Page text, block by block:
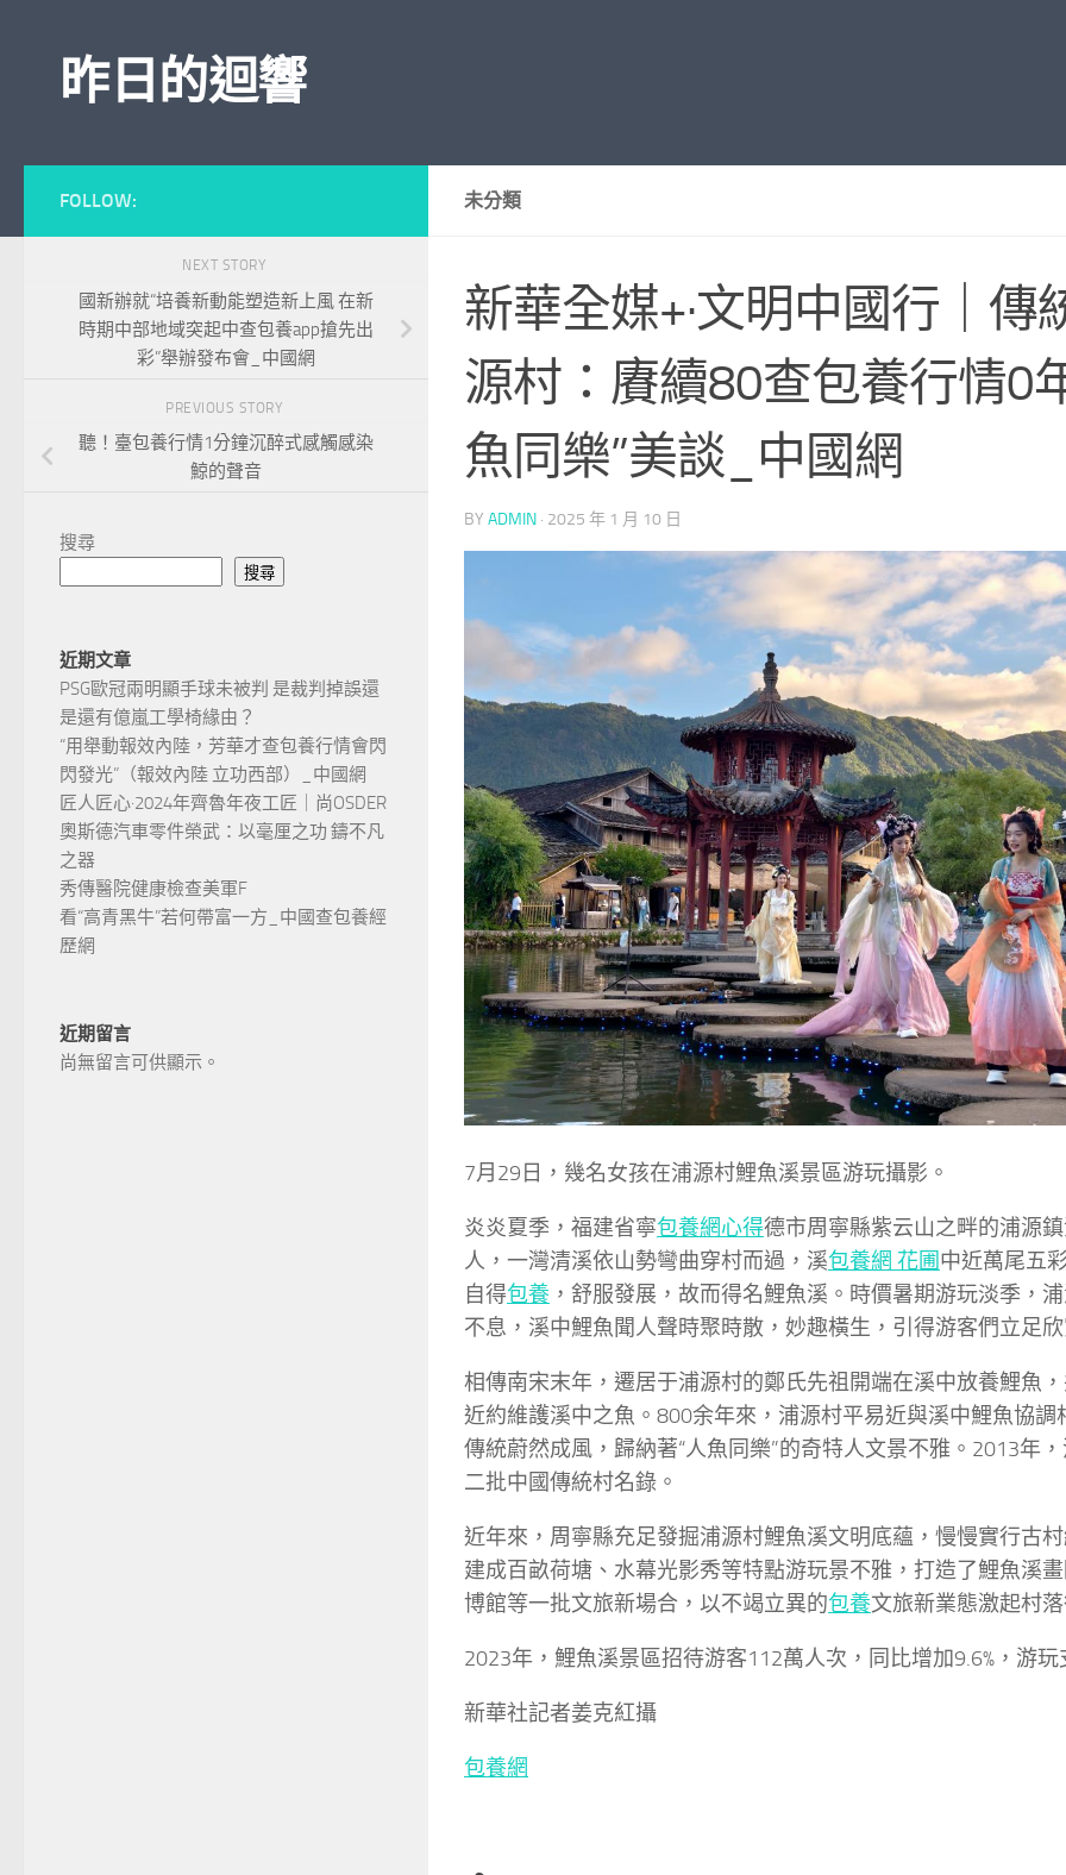
昨日的迴響
未分類
新華全媒+·文明中國行｜傳
源村：賡續80查包養行情0
魚同樂”美談_中國網
BY ADMIN · 2025 年 1 月 10 日
7月29日，幾名女孩在浦源村鯉魚溪景區游玩攝影。
炎炎夏季，福建省寧包養網心得德市周寧縣紫云山之畔的浦源
人，一灣清溪依山勢彎曲穿村而過，溪包養網 花圃中近萬尾五
自得包養 ，舒服發展，故而得名鯉魚溪。時價暑期游玩淡季，
不息，溪中鯉魚聞人聲時聚時散，妙趣橫生，引得游客們立足
相傳南宋末年，遷居于浦源村的鄭氏先祖開端在溪中放養鯉魚
近約維護溪中之魚。800余年來，浦源村平易近與溪中鯉魚協調
傳統蔚然成風，歸納著“人魚同樂”的奇特人文景不雅。2013年
二批中國傳統村名錄。
近年來，周寧縣充足發掘浦源村鯉魚溪文明底蘊，慢慢實行古
建成百畝荷塘、水幕光影秀等特點游玩景不雅，打造了鯉魚溪
博館等一批文旅新場合，以不竭立異的包養文旅新業態激起村
2023年，鯉魚溪景區招待游客112萬人次，同比增加9.6%，游
新華社記者姜克紅攝
包養網
FOLLOW:
NEXT STORY
國新辦就“培養新動能塑造新上風 在新
時期中部地域突起中查包養app搶先出
彩”舉辦發布會_中國網
PREVIOUS STORY
聽！臺包養行情1分鐘沉醉式感觸感染
鯨的聲音
搜尋
搜尋
近期文章
PSG歐冠兩明顯手球未被判 是裁判掉誤還
是還有億嵐工學椅緣由？
“用舉動報效內陸，芳華才查包養行情會閃
閃發光”（報效內陸 立功西部）_中國網
匠人匠心·2024年齊魯年夜工匠｜尚OSDER
奧斯德汽車零件榮武：以毫厘之功 鑄不凡
之器
秀傳醫院健康檢查美軍F
看“高青黑牛”若何帶富一方_中國查包養經
歷網
近期留言
尚無留言可供顯示。